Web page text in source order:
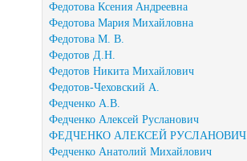
Федотова Ксения Андреевна
Федотова Мария Михайловна
Федотова М. В.
Федотов Д.Н.
Федотов Никита Михайлович
Федотов-Чеховский А.
Федченко А.В.
Федченко Алексей Русланович
ФЕДЧЕНКО АЛЕКСЕЙ РУСЛАНОВИЧ
Федченко Анатолий Михайлович